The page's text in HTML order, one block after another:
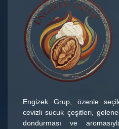
Engizek Grup, özenle
cevizli sucuk çeşitleri,
dondurması ve